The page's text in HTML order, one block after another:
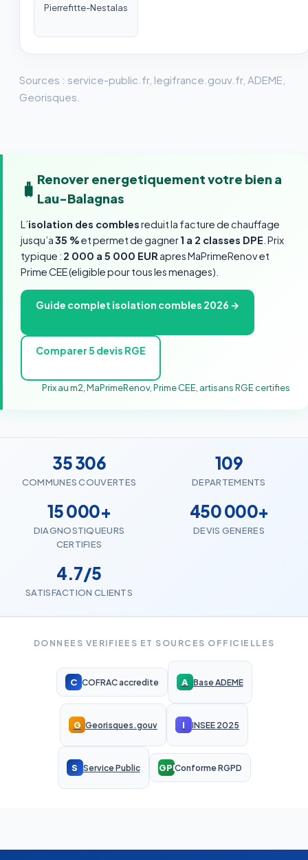
Pierrefitte-Nestalas
Sources : service-public.fr, legifrance.gouv.fr, ADEME,
Georisques.
🧳 Renover energetiquement votre bien a
Lau-Balagnas
L’isolation des comblesreduit la facture de chauffage
jusqu’a35 %et permet de gagner1 a 2 classes DPE . Prix
typique : 2 000 a 5 000 EUR apres MaPrimeRenov et
Prime CEE (eligible pour tous les menages).
Guide complet isolation combles 2026 →
Comparer 5 devis RGE
Prix au m2, MaPrimeRenov, Prime CEE, artisans RGE certifies
35 306
COMMUNES COUVERTES
109
DEPARTEMENTS
15 000+
DIAGNOSTIQUEURS
CERTIFIES
450 000+
DEVIS GENERES
4.7/5
SATISFACTION CLIENTS
DONNEES VERIFIEES ET SOURCES OFFICIELLES
C COFRAC accredite A Base ADEME
G Georisques.gouv I INSEE 2025
S Service Public RGPDConforme RGPD